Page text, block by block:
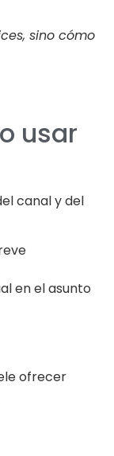
sino cómo
usar
canal y del
en el asunto
ofrecer